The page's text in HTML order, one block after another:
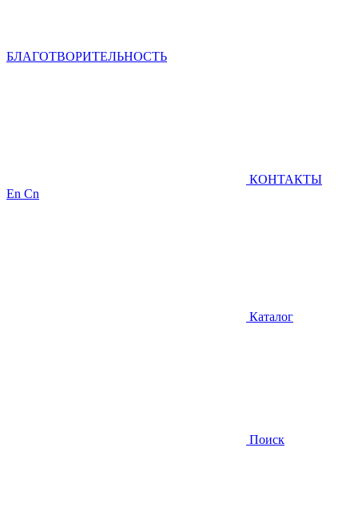
БЛАГОТВОРИТЕЛЬНОСТЬ
КОНТАКТЫ
En Cn
Каталог
Поиск